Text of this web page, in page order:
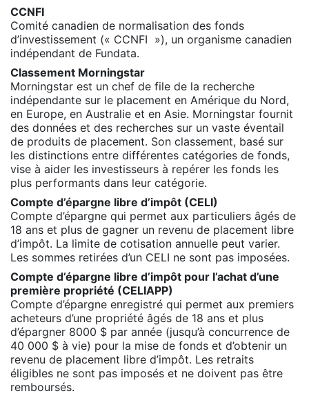
CCNFI
Comité canadien de normalisation des fonds
d’investissement (« CCNFI »), un organisme canadien
indépendant de Fundata.
Classement Morningstar
Morningstar est un chef de file de la recherche
indépendante sur le placement en Amérique du Nord,
en Europe, en Australie et en Asie. Morningstar fournit
des données et des recherches sur un vaste éventail
de produits de placement. Son classement, basé sur
les distinctions entre différentes catégories de fonds,
vise à aider les investisseurs à repérer les fonds les
plus performants dans leur catégorie.
Compte d’épargne libre d’impôt (CELI)
Compte d’épargne qui permet aux particuliers âgés de
18 ans et plus de gagner un revenu de placement libre
d’impôt. La limite de cotisation annuelle peut varier.
Les sommes retirées d’un CELI ne sont pas imposées.
Compte d’épargne libre d’impôt pour l’achat d’une
première propriété (CELIAPP)
Compte d’épargne enregistré qui permet aux premiers
acheteurs d’une propriété âgés de 18 ans et plus
d’épargner 8000 $ par année (jusqu’à concurrence de
40 000 $ à vie) pour la mise de fonds et d’obtenir un
revenu de placement libre d’impôt. Les retraits
éligibles ne sont pas imposés et ne doivent pas être
remboursés.